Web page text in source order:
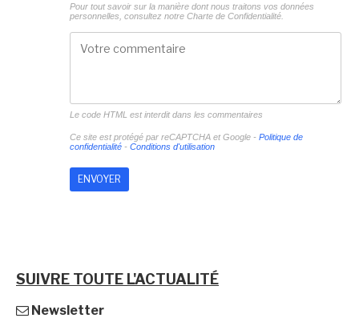
Pour tout savoir sur la manière dont nous traitons vos données
personnelles, consultez notre Charte de Confidentialité.
Le code HTML est interdit dans les commentaires
Ce site est protégé par reCAPTCHA et Google - Politique de
confidentialité- Conditions d'utilisation
SUIVRE TOUTE L'ACTUALITÉ
Newsletter